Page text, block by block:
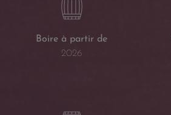
Boire à partir de
2026